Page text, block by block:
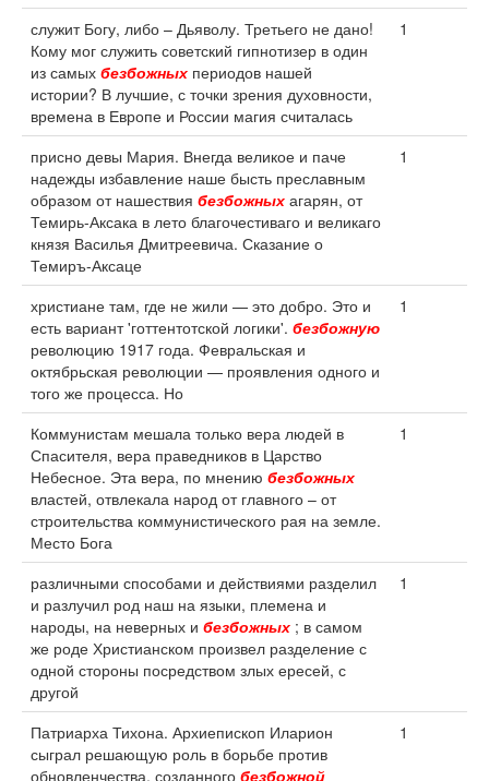
служит Богу, либо – Дьяволу. Третьего не дано!
Кому мог служить советский гипнотизер в один
из самых безбожных периодов нашей
истории? В лучшие, с точки зрения духовности,
времена в Европе и России магия считалась
1
присно девы Мария. Внегда великое и паче
надежды избавление наше бысть преславным
образом от нашествия безбожных агарян, от
Темирь-Аксака в лето благочестиваго и великаго
князя Василья Дмитреевича. Сказание о
Темиръ-Аксаце
1
христиане там, где не жили — это добро. Это и
есть вариант 'готтентотской логики'. безбожную
революцию 1917 года. Февральская и
октябрьская революции — проявления одного и
того же процесса. Но
1
Коммунистам мешала только вера людей в
Спасителя, вера праведников в Царство
Небесное. Эта вера, по мнению безбожных
властей, отвлекала народ от главного – от
строительства коммунистического рая на земле.
Место Бога
1
различными способами и действиями разделил
и разлучил род наш на языки, племена и
народы, на неверных и безбожных ; в самом
же роде Христианском произвел разделение с
одной стороны посредством злых ересей, с
другой
1
Патриарха Тихона. Архиепископ Иларион
сыграл решающую роль в борьбе против
обновленчества, созданного безбожной
1